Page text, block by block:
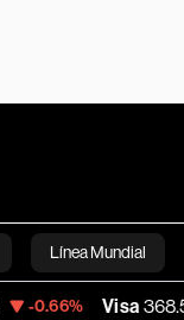
Línea Mundial
Bloomberg
Visa 368.54 -